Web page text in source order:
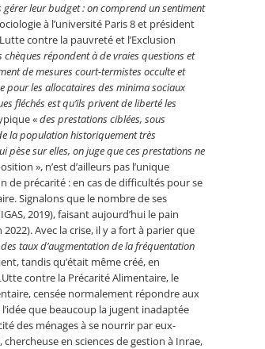
gérer leur budget : on comprend un sentiment
à l’université Paris 8 et président
contre la pauvreté et l’Exclusion
chèques répondent à de vraies questions et
de mesures court-termistes occulte et
pour les allocataires des minima sociaux
fléchés est qu’ils privent de liberté les
«des prestations ciblées, sous
la population historiquement très
pèse sur elles, on juge que ces prestations ne
», n’est d’ailleurs pas l’unique
de précarité : en cas de difficultés pour se
Signalons que le nombre de ses
2019), faisant aujourd’hui le pain
Avec la crise, il y a fort à parier que
taux d’augmentation de la fréquentation
tandis qu’était même créé, en
contre la Précarité Alimentaire, le
censée normalement répondre aux
que beaucoup la jugent inadaptée
des ménages à se nourrir par eux-
en sciences de gestion à Inrae,